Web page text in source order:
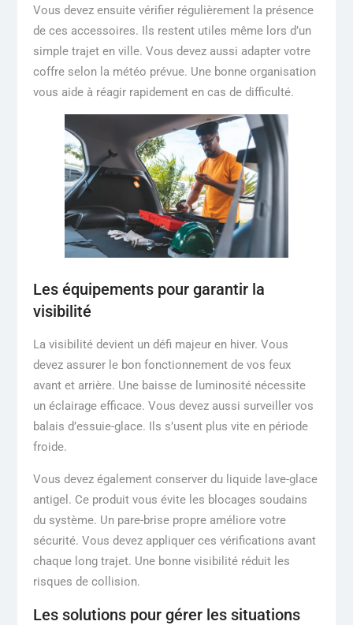
Vous devez ensuite vérifier régulièrement la présence
de ces accessoires. Ils restent utiles même lors d’un
simple trajet en ville. Vous devez aussi adapter votre
coffre selon la météo prévue. Une bonne organisation
vous aide à réagir rapidement en cas de difficulté.
Les équipements pour garantir la
visibilité
La visibilité devient un défi majeur en hiver. Vous
devez assurer le bon fonctionnement de vos feux
avant et arrière. Une baisse de luminosité nécessite
un éclairage efficace. Vous devez aussi surveiller vos
balais d’essuie-glace. Ils s’usent plus vite en période
froide.
Vous devez également conserver du liquide lave-glace
antigel. Ce produit vous évite les blocages soudains
du système. Un pare-brise propre améliore votre
sécurité. Vous devez appliquer ces vérifications avant
chaque long trajet. Une bonne visibilité réduit les
risques de collision.
Les solutions pour gérer les situations